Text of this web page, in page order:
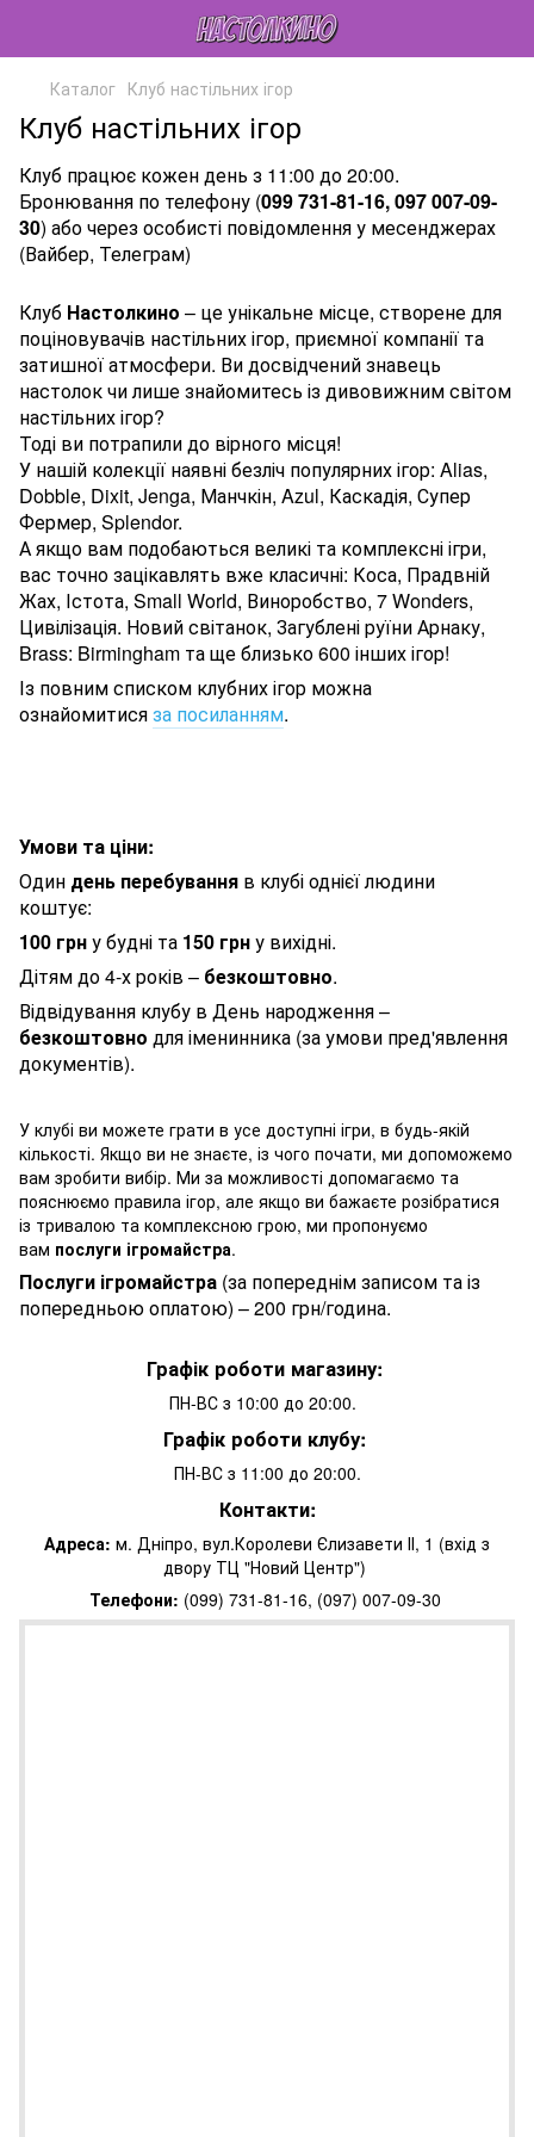
Каталог Клуб настільних ігор
Клуб настільних ігор
Клуб працює кожен день з 11:00 до 20:00.
Бронювання по телефону (099 731-81-16, 097 007-09-
30) або через особисті повідомлення у месенджерах
(Вайбер, Телеграм)
Клуб Настолкино – це унікальне місце, створене для
поціновувачів настільних ігор, приємної компанії та
затишної атмосфери. Ви досвідчений знавець
настолок чи лише знайомитесь із дивовижним світом
настільних ігор?
Тоді ви потрапили до вірного місця!
У нашій колекції наявні безліч популярних ігор: Alias,
Dobble, Dixit, Jenga, Манчкін, Azul, Каскадія, Супер
Фермер, Splendor.
А якщо вам подобаються великі та комплексні ігри,
вас точно зацікавлять вже класичні: Коса, Прадвній
Жах, Істота, Small World, Виноробство, 7 Wonders,
Цивілізація. Новий світанок, Загублені руїни Арнаку,
Brass: Birmingham та ще близько 600 інших ігор!
Із повним списком клубних ігор можна
ознайомитисяза посиланням.
Умови та ціни:
Один день перебування в клубі однієї людини
коштує:
100 грну будні та 150 грну вихідні.
Дітям до 4-х років – безкоштовно.
Відвідування клубу в День народження –
безкоштовно для іменинника (за умови пред'явлення
документів).
У клубі ви можете грати в усе доступні ігри, в будь-якій
кількості. Якщо ви не знаєте, із чого почати, ми допоможемо
вам зробити вибір. Ми за можливості допомагаємо та
пояснюємо правила ігор, але якщо ви бажаєте розібратися
із тривалою та комплексною грою, ми пропонуємо
вам послуги ігромайстра.
Послуги ігромайстра (за попереднім записом та із
попередньою оплатою) – 200 грн/година.
Графік роботи магазину:
ПН-ВС з 10:00 до 20:00.
Графік роботи клубу:
ПН-ВС з 11:00 до 20:00.
Контакти:
Адреса: м. Дніпро, вул.Королеви Єлизавети ІІ, 1 (вхід з
двору ТЦ "Новий Центр")
Телефони: (099) 731-81-16, (097) 007-09-30